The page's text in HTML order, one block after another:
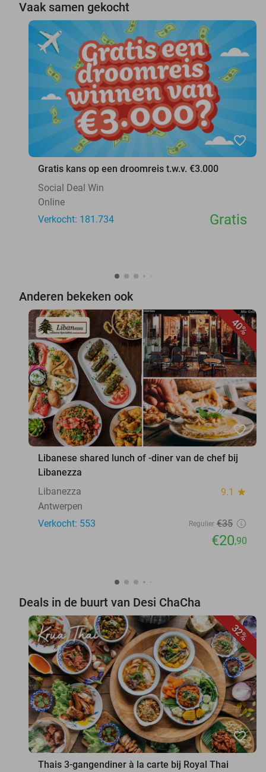
Vaak samen gekocht
favorite_border
Gratis kans op een droomreis t.w.v. €3.000
Social Deal Win
Online
Verkocht: 181.734
Gratis
Anderen bekeken ook
40%
favorite_border
Libanese shared lunch of -diner van de chef bij
Libanezza
Libanezza
9.1 star
Antwerpen
Verkocht: 553
Regulier €35
€20,90
Deals in de buurt van Desi ChaCha
32%
favorite_border
Thais 3-gangendiner à la carte bij Royal Thai